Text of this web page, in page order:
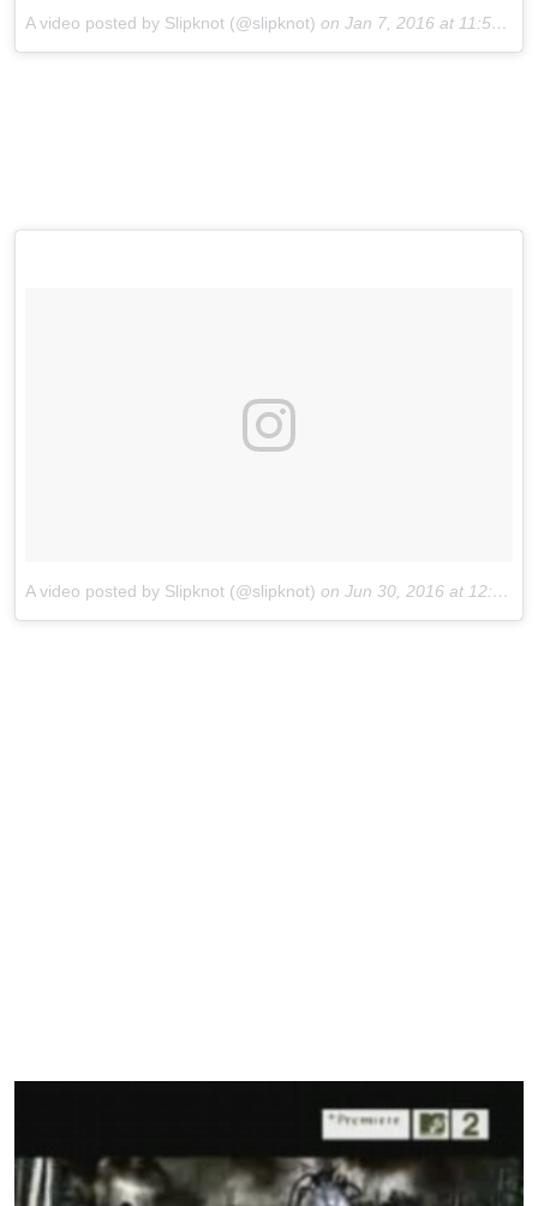
A video posted by Slipknot (@slipknot) on Jan 7, 2016 at 11:56am PST
A video posted by Slipknot (@slipknot) on Jun 30, 2016 at 12:21pm PDT